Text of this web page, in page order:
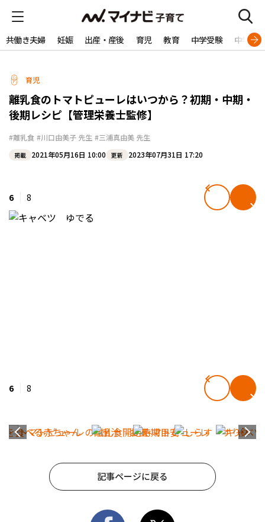
共働き夫婦 妊娠 出産・産後 育児 教育 中学受験 中学生
育児
離乳食のトマトピューレはいつから？初期・中期・
後期レシピ【管理栄養士監修】
#離乳食 #川口由美子 先生 #三浦真由美 先生
掲載 2021年05月16日 10:00 更新 2023年07月31日 17:20
6 8
6 8
記事ページに戻る